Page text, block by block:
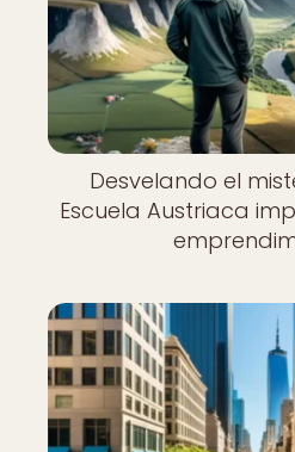
Desvelando el
Escuela Austriaca